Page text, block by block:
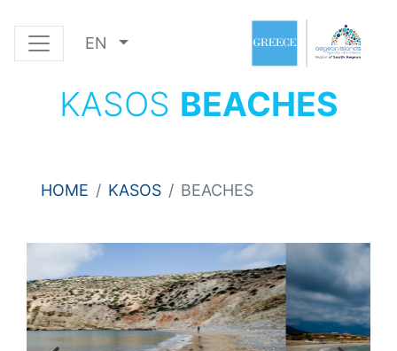
EN
KASOS BEACHES
HOME KASOS BEACHES